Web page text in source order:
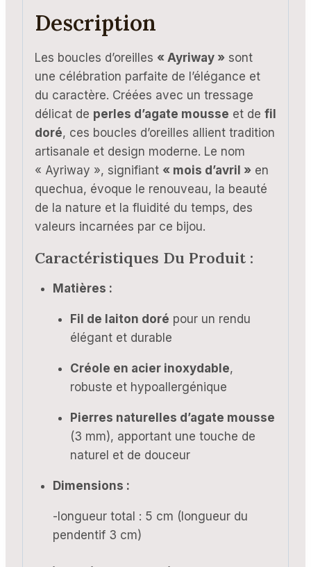
Description
Les boucles d’oreilles « Ayriway » sont
une célébration parfaite de l’élégance et
du caractère. Créées avec un tressage
délicat de perles d’agate mousse et de fil
doré, ces boucles d’oreilles allient tradition
artisanale et design moderne. Le nom
« Ayriway », signifiant « mois d’avril » en
quechua, évoque le renouveau, la beauté
de la nature et la fluidité du temps, des
valeurs incarnées par ce bijou.
Caractéristiques Du Produit :
Matières :
Fil de laiton doré pour un rendu
élégant et durable
Créole en acier inoxydable,
robuste et hypoallergénique
Pierres naturelles d’agate mousse
(3 mm), apportant une touche de
naturel et de douceur
Dimensions :
-longueur total : 5 cm (longueur du
pendentif 3 cm)